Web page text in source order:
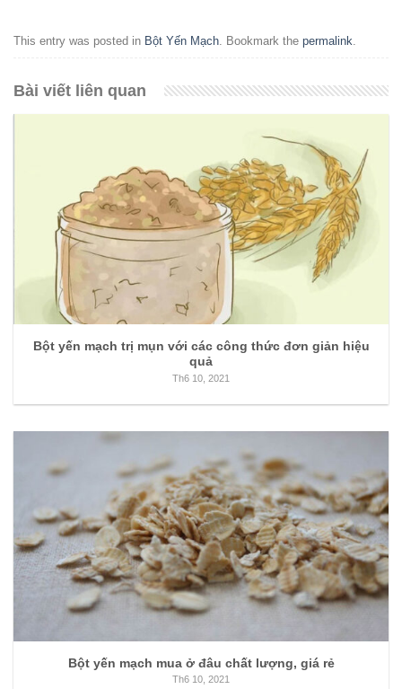
This entry was posted in Bột Yến Mạch. Bookmark the permalink.
Bài viết liên quan
Bột yến mạch trị mụn với các công thức đơn giản hiệu
quả
Th6 10, 2021
Bột yến mạch mua ở đâu chất lượng, giá rẻ
Th6 10, 2021